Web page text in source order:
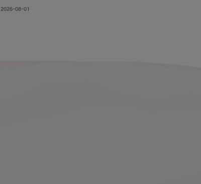
续落地，老旧管线迭代升级，联塑给水用钢
2026-08-01